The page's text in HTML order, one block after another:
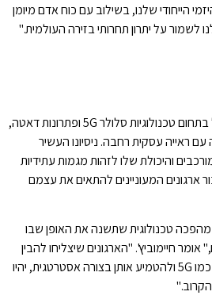
הייחודי שלנו, בשילוב עם כוח אדם מיומן
על יתרון תחרותי בזירה העולמית."
גל חיימוביץ' הוא מומחה מוביל בתחום טכנולוגיות סלולר 5G ופתרונות דאטה,
ראייה עסקית רחבה. ניסיונו העשיר
והיכולת שלו לזהות מגמות עתידיות
ארגונים המעוניינים להתאים את עצמם
טכנולוגית שתשנה את האופן שבו
חיימוביץ'. "הארגונים שיצליחו להבין
את הפוטנציאל של טכנולוגיות כמו 5G ולהטמיע אותן בצורה אסטרטגית, יהיו